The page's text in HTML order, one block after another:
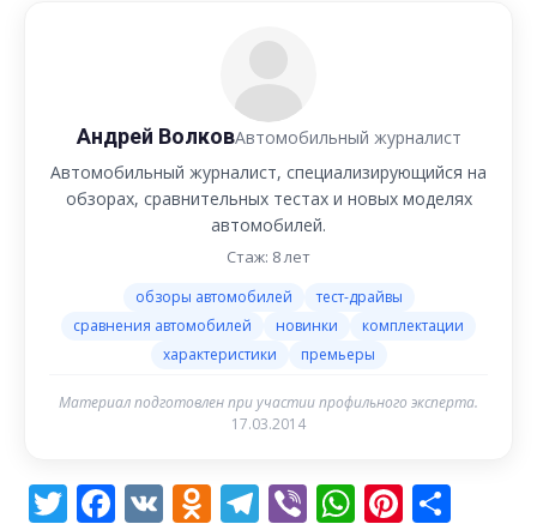
Андрей ВолковАвтомобильный журналист
Автомобильный журналист, специализирующийся на
обзорах, сравнительных тестах и новых моделях
автомобилей.
Стаж: 8 лет
обзоры автомобилей
тест-драйвы
сравнения автомобилей
новинки
комплектации
характеристики
премьеры
Материал подготовлен при участии профильного эксперта.
17.03.2014
Twitter
Facebook
VK Odnoklassniki
Telegram
Viber